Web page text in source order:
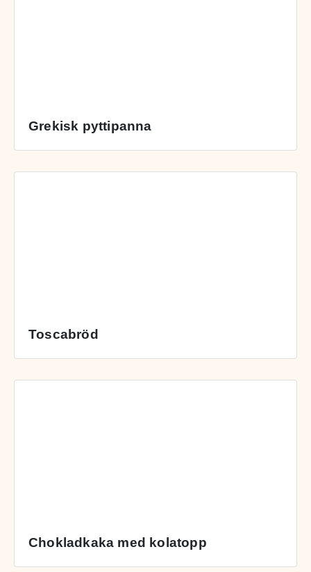
Grekisk pyttipanna
Toscabröd
Chokladkaka med kolatopp